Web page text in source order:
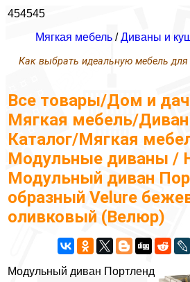
454545
Мягкая мебель /Диваны и
Как выбрать идеальную мебель
Все товары/Дом и
Мягкая мебель/
Каталог/Мягкая
Модульные диваны /
Модульный диван
образный Velure
оливковый (Велюр)
Модульный диван Портленд